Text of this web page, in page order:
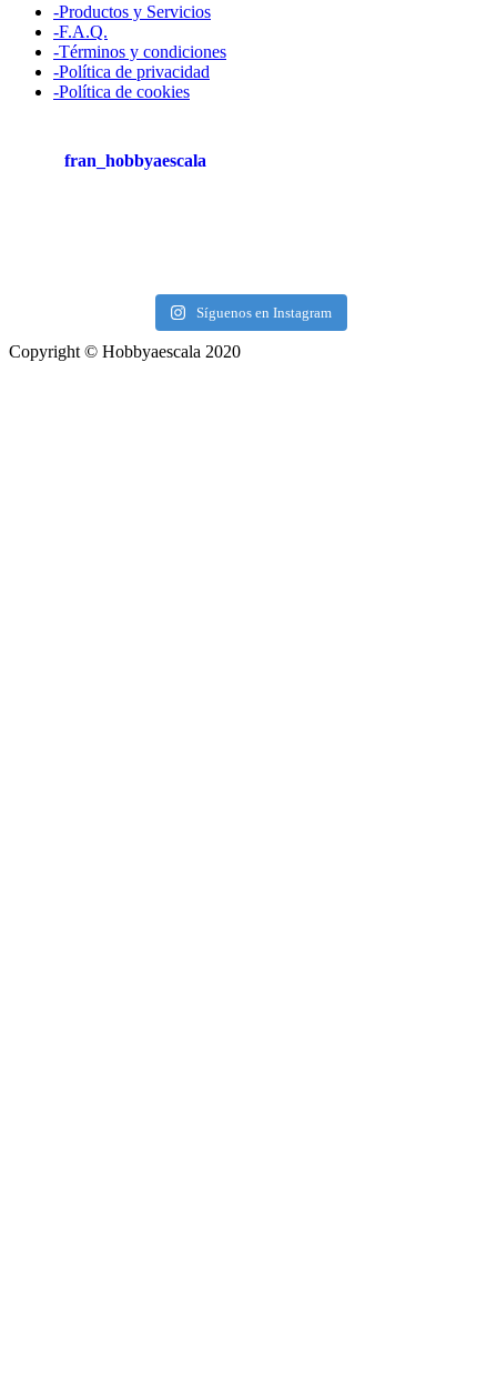
-Productos y Servicios
-F.A.Q.
-Términos y condiciones
-Política de privacidad
-Política de cookies
fran_hobbyaescala
Síguenos en Instagram
Copyright © Hobbyaescala 2020